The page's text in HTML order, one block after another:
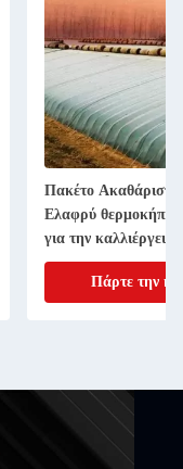
Πακέτο Ακαθάριστο
Ελαφρύ θερμοκήπιο
για την καλλιέργεια
Πάρτε την